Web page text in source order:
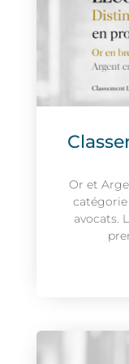
Or et
catégorie
avocats.